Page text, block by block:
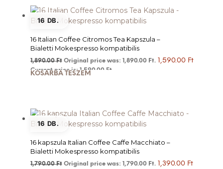
16 DB.
16 Italian Coffee Citromos Tea Kapszula –
Bialetti Mokespresso kompatibilis
1,890.00Ft Original price was: 1,890.00 Ft. 1,590.00 Ft
Current price is: 1,590.00 Ft.
KOSÁRBA TESZEM
16 DB.
16 kapszula Italian Coffee Caffe Macchiato –
Bialetti Mokespresso kompatibilis
1,790.00Ft Original price was: 1,790.00 Ft. 1,390.00 Ft